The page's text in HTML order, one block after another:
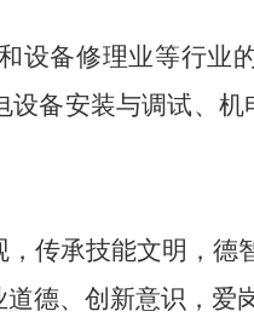
设备修理业等行业
设备安装与调试、
传承技能文明，德
德、创新意识，